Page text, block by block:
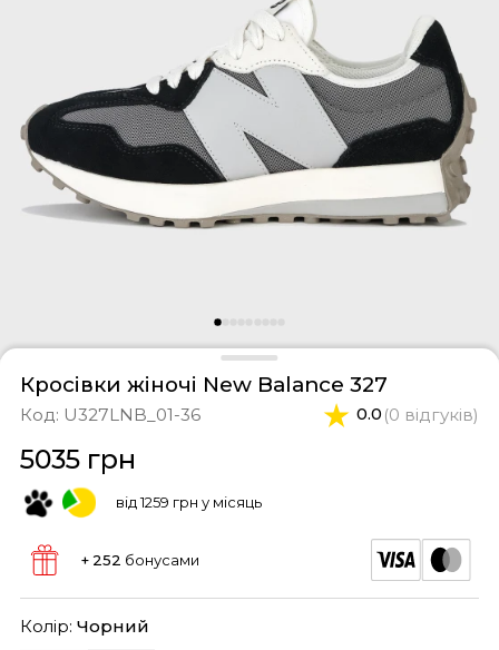
і світшоти
костюми
Кросівки жіночі New Balance 327
Код: U327LNB_01-36 0.0 (0 відгуків)
5035 грн
від 1259 грн у місяць
+ 252 бонусами
Колір: Чорний